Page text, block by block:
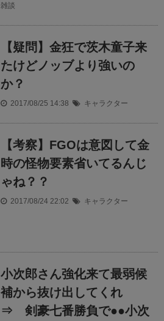
雑談
【疑問】金狂で茨木童子来
たけどノッブより強いの
か？
2017/08/25 14:38 キャラクター
【考察】FGOは意図して金
時の怪物要素省いてるんじ
ゃね？？
2017/08/24 22:02 キャラクター
小次郎さん強化来て最弱候
補から抜け出してくれ
⇒ 剣豪七番勝負で●●小次